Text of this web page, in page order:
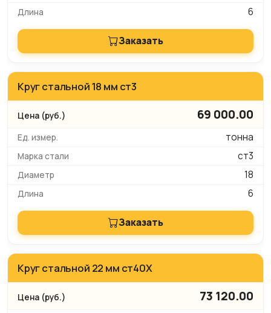
6
Заказать
Круг стальной 18 мм ст3
69 000.00
тонна
ст3
18
6
Заказать
Круг стальной 22 мм ст40Х
73 120.00